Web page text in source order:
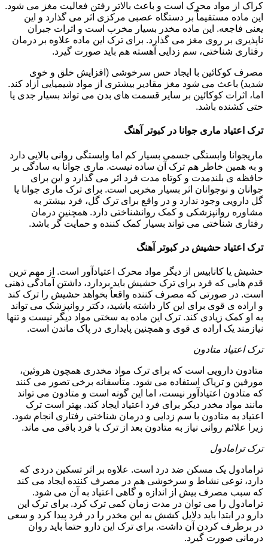
کراک از مواد محرک است و باعث بالاتر رفتن فعالیت مغز می شود.
این ماده مستقیماً بر دستگاه عصبی مرکزی اثر می گذارد و این
یعنی فاجعه. این ماده مخدر بسیار مخرب است و اثرات جبران
ناپذیری بر روی مغز می گذارد. برای ترک این ماده علاوه بر درمان
رفتاری شناختی، سم زدایی آهسته هم باید صورت گیرد.
مصرف کوکائین با ایجاد حس سرخوشی (افزایش خلق و خوی
شدید) باعث می شود مغز مقادیر بیشتری از مواد شیمیایی آزاد کند.
اما، اثرات کوکائین بر سایر قسمت های بدن می تواند بسیار جدی یا
حتی کشنده باشد.
ترک اعتیاد ماری جوانا در کبوتر آهنگ
ماریجوانا وابستگی جسمی بسیار کم اما وابستگی روانی بالایی دارد
و به همین خاطر هم ترک آن ساده نیست. ماری جوانا به سادگی بر
حافظه ی بلندمدت و کوتاه مدت فرد اثر می گذارد و این برای
جوانان و نوجوانان اثر بسیار مخربی است. برای ترک ماری جوانا یا
گل دارویی وجود ندارد و در واقع برای ترک گل، فرد بیشتر به
مشاوره روانپزشکی و کمک روانشناختی دارد. همچنین درمان
رفتاری شناختی می تواند بسیار کمک کننده و حمایت گر باشد.
ترک اعتیاد حشیش در کبوتر آهنگ
حشیش یا کانابیس از دیگر مواد محرک اعتیادآور است. از مهم ترین
قدم هایی که فرد برای ترک حشیش باید بردارد، داشتن آمادگی ذهنی
است. در صورتی که مصرف کننده واقعاً بخواهد حشیش را ترک کند
و اراده ی قوی برای این کار داشته باشید، دکتر روانپزشک می تواند
به او کمک زیادی کند. ترک این ماده به سختی مواد دیگر نیست و تنها
نیازمند یک اراده ی قوی و همچنین پایداری در پاک ماندن است.
ترک اعتیاد متادون
متادون دارویی است که برای ترک مواد مخدری همچون هروئین،
مورفین و تریاک استفاده می شود. متأسفانه برخی تصور می کنند
که متادون اعتیادآور نیست، اما این گونه است و متادون می تواند
مانند مواد مخدر دیکر برای فرد اعتیاد ایجاد کند. بهتر است ترک
اعتیاد به متادون با سم زدایی و درمان شناختی رفتاری انجام شود.
زیرا علائم روانی نیاز به متادون بعد از ترک با فرد باقی می ماند.
ترک ترامادول
ترامادول یک مسکن ضد درد است. علاوه بر اثر تسکین دردی که
دارد، نوعی نشاط و سرخوشی هم در مصرف کننده ایجاد می کند
که سبب مصرف بیش از اندازه و گاهی اعتیاد به آن می شود.
ترامادول را می توان در مدت زمان کمی ترک کرد. برای ترک این
دارو در ابتدا باید دلایل کشش به این مخدر را در فرد پیدا کرد و سعی
در برطرف کردن آن داشت. برای ترک این دارو حتما باید روان
درمانی صورت گیرد.